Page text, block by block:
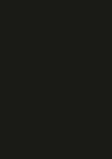
Botafogo, não
pressão'
de cinco
a moldes exigidos